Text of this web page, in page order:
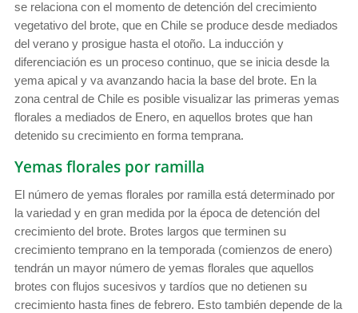
se relaciona con el momento de detención del crecimiento
vegetativo del brote, que en Chile se produce desde mediados
del verano y prosigue hasta el otoño. La inducción y
diferenciación es un proceso continuo, que se inicia desde la
yema apical y va avanzando hacia la base del brote. En la
zona central de Chile es posible visualizar las primeras yemas
florales a mediados de Enero, en aquellos brotes que han
detenido su crecimiento en forma temprana.
Yemas florales por ramilla
El número de yemas florales por ramilla está determinado por
la variedad y en gran medida por la época de detención del
crecimiento del brote. Brotes largos que terminen su
crecimiento temprano en la temporada (comienzos de enero)
tendrán un mayor número de yemas florales que aquellos
brotes con flujos sucesivos y tardíos que no detienen su
crecimiento hasta fines de febrero. Esto también depende de la